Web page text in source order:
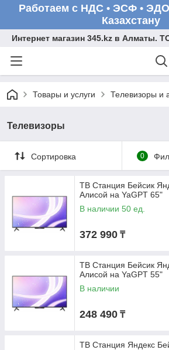
Работаем с НДС • ЭСФ • ЭДО
Казахстану
Интернет магазин 345.kz в Алматы.
Товары и услуги Телевизоры и
Телевизоры
Сортировка 0
ТВ Станция Бейсик
Алисой на YaGPT 65"
В наличии 50 ед.
372 990 ₸
ТВ Станция Бейсик
Алисой на YaGPT 55"
В наличии
248 490 ₸
ТВ Станция Яндекс